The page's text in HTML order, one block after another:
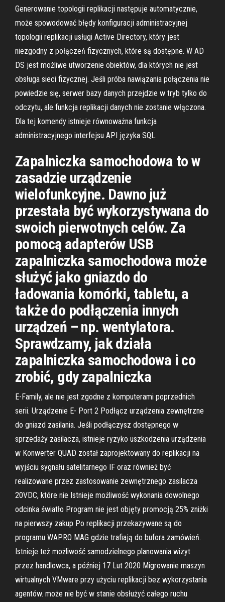
Generowanie topologii replikacji następuje automatycznie,
może spowodować błędy konfiguracji administracyjnej
topologii replikacji usługi Active Directory, który jest
niezgodny z połączeń fizycznych, które są dostępne. W AD
DS jest możliwe utworzenie obiektów, dla których nie jest
obsługa sieci fizycznej. Jeśli próba nawiązania połączenia nie
powiedzie się, serwer bazy danych przejdzie w tryb tylko do
odczytu, ale funkcja replikacji danych nie zostanie włączona.
Dla tej komendy istnieje równoważna funkcja
administracyjnego interfejsu API języka SQL.
Zapalniczka samochodowa to w
zasadzie urządzenie
wielofunkcyjne. Dawno już
przestała być wykorzystywana do
swoich pierwotnych celów. Za
pomocą adapterów USB
zapalniczka samochodowa może
służyć jako gniazdo do
ładowania komórki, tabletu, a
także do podłączenia innych
urządzeń – np. wentylatora.
Sprawdzamy, jak działa
zapalniczka samochodowa i co
zrobić, gdy zapalniczka
E-Family, ale nie jest zgodne z komputerami poprzednich
serii. Urządzenie E- Port 2 Podłącz urządzenia zewnętrzne
do gniazd zasilania. Jeśli podłączysz dostępnego w
sprzedaży zasilacza, istnieje ryzyko uszkodzenia urządzenia
w Konwerter QUAD został zaprojektowany do replikacji na
wyjściu sygnału satelitarnego IF oraz również być
realizowane przez zastosowanie zewnętrznego zasilacza
20VDC, które nie Istnieje możliwość wykonania dowolnego
odcinka światło Program nie jest objęty promocją 25% zniżki
na pierwszy zakup Po replikacji przekazywane są do
programu WAPRO MAG gdzie trafiają do bufora zamówień.
Istnieje też możliwość samodzielnego planowania wizyt
przez handlowca, a później 17 Lut 2020 Migrowanie maszyn
wirtualnych VMware przy użyciu replikacji bez wykorzystania
agentów. może nie być w stanie obsłużyć całego ruchu